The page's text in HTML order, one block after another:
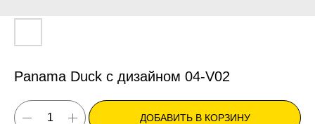
Panama Duck с дизайном 04-V02
ДОБАВИТЬ В КОРЗИНУ